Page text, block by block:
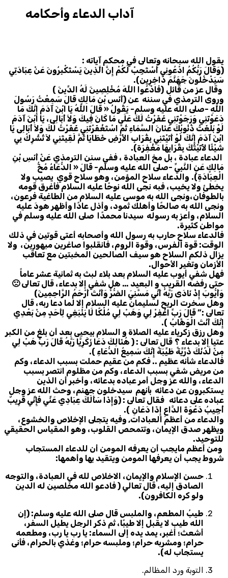
آداب الدعاء وأحكامه
يقول الله سبحانه وتعالى في محكم آياته :
(وَقَالَ رَبُّكُمُ ادْعُونِي أَسْتَجِبْ لَكُمْ إِنَّ الَّذِينَ يَسْتَكْبِرُونَ عَنْ عِبَادَتِي
سَيَدْخُلُونَ جَهَنَّمَ دَاخِرِين).
وقال عز من قائل (فَادْعُوا اللَّهَ مُخْلِصِينَ لَهُ الدِّينَ )
وروى الترمذي في سننه عن (أَنَس بْن مَالِكٍ قَالَ سَمِعْتُ رَسُولَ
اللَّهِ -صلى الله عليه وسلم- يَقُولُ « قَالَ اللَّهُ يَا ابْنَ آدَمَ إِنَّكَ مَا
دَعَوْتَنِي وَرَجَوْتَنِي غَفَرْتُ لَكَ عَلَى مَا كَانَ فِيكَ وَلاَ أُبَالِى، يَا ابْنَ آدَمَ
لَوْ بَلَغَتْ ذُنُوبُكَ عَنَانَ السَّمَاءِ ثُمَّ اسْتَغْفَرْتَنِي غَفَرْتُ لَكَ وَلاَ أُبَالِى يَا
ابْنَ آدَمَ إِنَّكَ لَوْ أَتَيْتَنِي بِقُرَابِ الأَرْضِ خَطَايَا ثُمَّ لَقِيتَنِي لاَ تُشْرِكُ بِي
شَيْئًا لأَتَيْتُكَ بِقُرَابِهَا مَغْفِرَة).
الدعاء عبادة ، بل مخ العبادة ، ففي سنن الترمذي عَنْ أَنَسِ بْنِ
مَالِكٍ عَنِ النَّبِيِّ -صلى الله عليه وسلم- قَالَ « الدُّعَاءُ مُخُّ
الْعِبَادَةِ). والدعاء سلاح المؤمن، وهو سلاح قوي يصيب ولا
يخطئ ولا يخيب، فبه نجى الله نوحًا عليه السلام فأغرق قومه
بالطوفان،ونجى الله به موسى عليه السلام من الطاغية فرعون،
ونجى الله به صالحًا وأهلك ثمود، وأذل عادًا وأظهر هودَ عليه
السلام، وأعز به رسوله سيدنا محمدًا صلى الله عليه وسلم في
مواطن كثيرة.
فالدعاء سلاح حارب به رسول الله وأصحابه أعتى قوتين في ذلك
الوقت: قوة الفرس، وقوة الروم، فانقلبوا صاغرين مبهورين، ولا
يزال ذلكم السلاح هو سيف الصالحين المخبتين مع تعاقب
الأزمان وتغير الأحوال.
فهل شفي أيوب عليه السلام بعد بلاء لبث به ثمانية عشر عاماً
حتى رفضه القريب و البعيد … هل شفي إلا بدعاء، قال تعالى 🙁
وَأَيُّوبَ إِذْ نَادَى رَبَّهُ أَنِّي مَسَّنِيَ الضُّرُّ وَأَنْتَ أَرْحَمُ الرَّاحِمِينَ)
وهل سخرت الريح لسليمان عليه السلام إلا لما دعا ربه، قال
تعالى :” قَالَ رَبِّ اغْفِرْ لِي وَهَبْ لِي مُلْكًا لَا يَنْبَغِي لِأَحَدٍ مِنْ بَعْدِي
إِنَّكَ أَنْتَ الْوَهَّابُ ).
وهل رزق زكرياء عليه الصلاة و السلام بيحيى بعد أن بلغ من الكبر
عتيا إلا بدعاء ؟ قال تعالى : ( هُنَالِكَ دَعَا زَكَرِيَّا رَبَّهُ قَالَ رَبِّ هَبْ لِي
مِنْ لَدُنْكَ ذُرِّيَّةً طَيِّبَةً إِنَّكَ سَمِيعُ الدُّعَاءِ ).
فالدعاء شأنه عظيم .. فكم من عقيم حملت بسبب الدعاء، وكم
من مريض شفي بسبب الدعاء، وكم من مظلوم انتصر بسبب
الدعاء، والله عز وجل أمر عباده بدعائه، وأخبر أن الذين
يستكبرون عن دعائه بأنهم سيدخلون جهنم، وحث الله عز وجل
عباده على دعائه فقال تعالى : (وَإِذَا سَأَلَكَ عِبَادِي عَنِّي فَإِنِّي قَرِيبٌ
أُجِيبُ دَعْوَةَ الدَّاعِ إِذَا دَعَانِ ).
والدعاء من أعظم العبادات, وفيه يتجلى الإخلاص والخشوع،
ويظهر صدق الإيمان، وتتمحص القلوب، وهو المقياس الحقيقي
للتوحيد.
ومن أعظم مايجب أن يعرفه المومن أن للدعاء المستجاب
شروط يجب أن يعرفها المومن ويتقيد بها وأهمها:
حسن الإسلام والإيمان، الاخلاص لله في العبادة، والتوجه
الصادق إليه، قال تعالي ( فادعو الله مخلصين له الدين
ولو كره الكافرون).
طيبُ المطعم، والملبس قال صلى الله عليه وسلم: (إن
الله طيب لا يقبل إلا طيبًا، ثم ذكر الرجل يطيل السفر،
أشعث؛ أغبر، يمد يده إلى السماء: يا رب يا رب، ومطعمه
حرام؛ ومشربه حرام؛ وملبسه حرام؛ وغذي بالحرام، فأنى
يستجاب له).
التوبة ورد المظالم.